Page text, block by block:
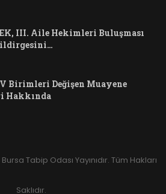
III. Aile Hekimleri Buluşması
Birimleri Değişen Muayene
Hakkında
Tabip Odası Yayınıdır. Tüm Hakları
Saklıdır.